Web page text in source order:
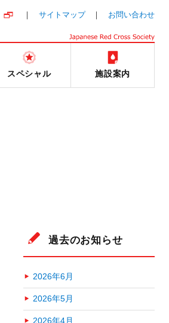
サイトマップ お問い合わせ
スペシャル 施設案内
過去のお知らせ
2026年6月
2026年5月
2026年4月